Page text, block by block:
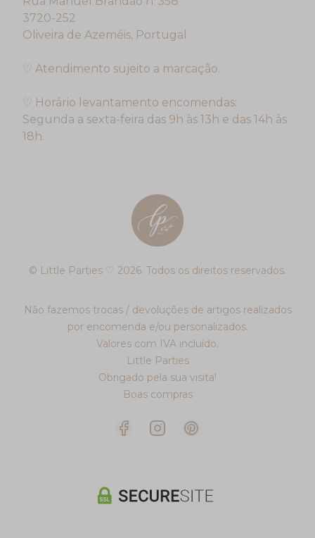
© Little Parties ♡ 2026. Todos os direitos reservados.
Não fazemos trocas / devoluções de artigos realizados
por encomenda e/ou personalizados.
Valores com IVA incluído.
Little Parties
Obrigado pela sua visita!
Boas compras
3720-252
Oliveira de Azeméis, Portugal
♡ Atendimento sujeito a marcação.
♡ Horário levantamento encomendas:
Segunda a sexta-feira das 9h às 13h e das 14h às
18h.